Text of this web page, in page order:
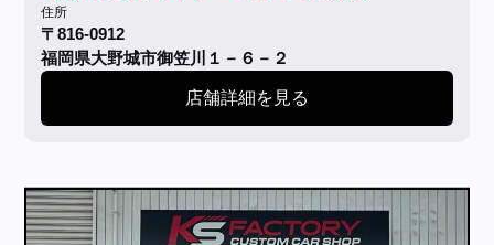
住所
〒816-0912
福岡県大野城市御笠川１－６－２
店舗詳細を見る